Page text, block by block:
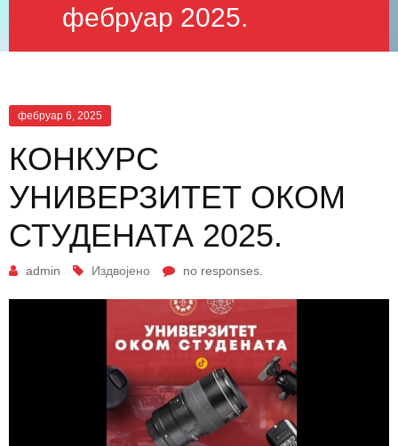
фебруар 2025.
фебруар 6, 2025
КОНКУРС
УНИВЕРЗИТЕТ ОКОМ
СТУДЕНАТА 2025.
admin Издвојено no responses.